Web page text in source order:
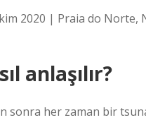
2020 | Praia do Norte,
anlaşılır?
sonra her zaman bir